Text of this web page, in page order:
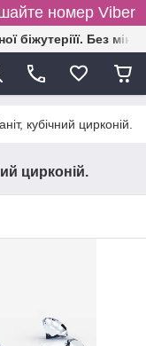
номер Viber
біжутеріїї. Без
кубічний цирконій.
цирконій.